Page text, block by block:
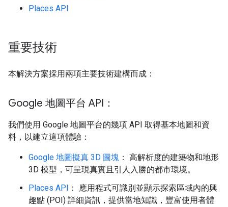
Places API
重要技術
本解決方案採用兩項主要技術建構而成：
Google 地圖平台 API：
我們使用 Google 地圖平台的幾項 API 取得基本地圖和資
料，以建立這項體驗：
Google 地圖擬真 3D 圖塊 ： 高解析度的建築物和地形
3D 模型，可呈現真實且引人入勝的都市環境。
Places API ： 應用程式可識別並顯示探索區域內的興
趣點 (POI) 詳細資訊，提供當地知識，豐富使用者體